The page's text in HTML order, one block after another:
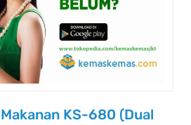
KS-680 (Dual